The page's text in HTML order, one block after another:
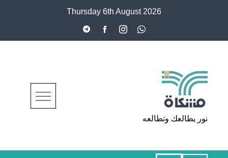
Thursday 6th August 2026
مشكاة
نور يطالعك وتطالعه